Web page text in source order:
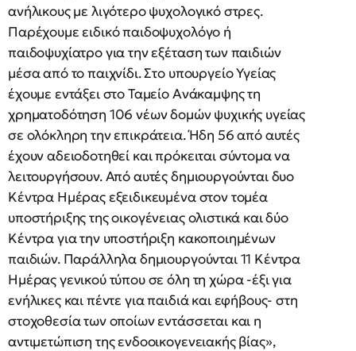
ανήλικους με λιγότερο ψυχολογικό στρες.
Παρέχουμε ειδικό παιδοψυχολόγο ή
παιδοψυχίατρο για την εξέταση των παιδιών
μέσα από το παιχνίδι. Στο υπουργείο Υγείας
έχουμε εντάξει στο Ταμείο Ανάκαμψης τη
χρηματοδότηση 106 νέων δομών ψυχικής υγείας
σε ολόκληρη την επικράτεια. Ήδη 56 από αυτές
έχουν αδειοδοτηθεί και πρόκειται σύντομα να
λειτουργήσουν. Από αυτές δημιουργούνται δυο
Κέντρα Ημέρας εξειδικευμένα στον τομέα
υποστήριξης της οικογένειας ολιστικά και δύο
Κέντρα για την υποστήριξη κακοποιημένων
παιδιών. Παράλληλα δημιουργούνται 11 Κέντρα
Ημέρας γενικού τύπου σε όλη τη χώρα -έξι για
ενήλικες και πέντε για παιδιά και εφήβους- στη
στοχοθεσία των οποίων εντάσσεται και η
αντιμετώπιση της ενδοοικογενειακής βίας»,